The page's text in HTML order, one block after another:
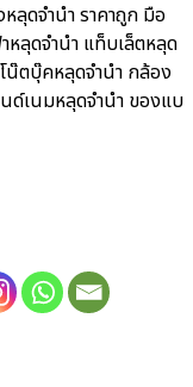
ลุดจำนำ ราคาถูก มือ
หลุดจำนำ แท็บเล็ตหลุด
น๊ตบุ๊คหลุดจำนำ กล้อง
นด์เนมหลุดจำนำ ของแบ